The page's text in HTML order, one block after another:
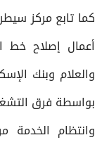
كما تابع مركز
أعمال إصلاح خط
والعلام وبنك
بواسطة فرق
وانتظام الخدمة